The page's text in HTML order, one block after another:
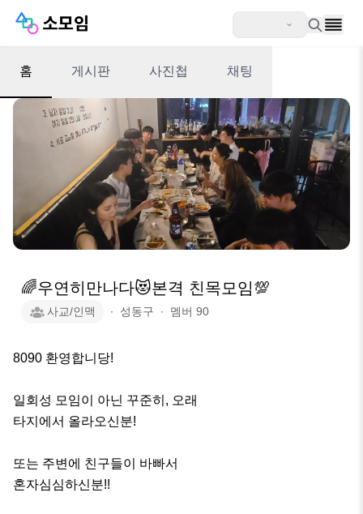
홈 게시판 사진첩 채팅
🌈우연히만나다😻본격 친목모임💯
사교/인맥 ∙ 성동구 ∙ 멤버 90
8090 환영합니당!
일회성 모임이 아닌 꾸준히, 오래
타지에서 올라오신분!
또는 주변에 친구들이 바빠서
혼자심심하신분!!